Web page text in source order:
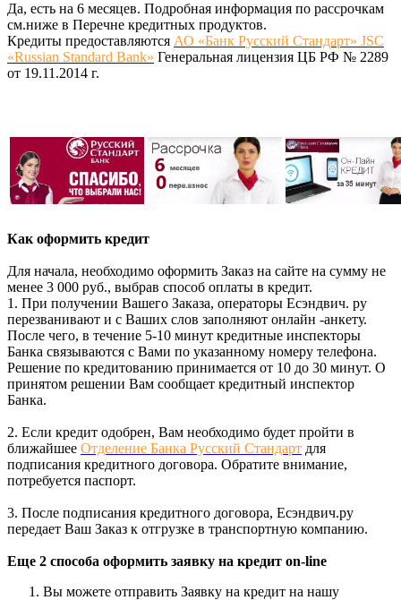
Да, есть на 6 месяцев. Подробная информация по рассрочкам
см.ниже в Перечне кредитных продуктов.
Кредиты предоставляются АО «Банк Русский Стандарт» JSC
«Russian Standard Bank» Генеральная лицензия ЦБ РФ № 2289
от 19.11.2014 г.
Как оформить кредит
Для начала, необходимо оформить Заказ на сайте на сумму не
менее 3 000 руб., выбрав способ оплаты в кредит.
1. При получении Вашего Заказа, операторы Есэндвич. ру
перезванивают и с Ваших слов заполняют онлайн -анкету.
После чего, в течение 5-10 минут кредитные инспекторы
Банка связываются с Вами по указанному номеру телефона.
Решение по кредитованию принимается от 10 до 30 минут. О
принятом решении Вам сообщает кредитный инспектор
Банка.
2. Если кредит одобрен, Вам необходимо будет пройти в
ближайшее Отделение Банка Русский Стандарт для
подписания кредитного договора. Обратите внимание,
потребуется паспорт.
3. После подписания кредитного договора, Есэндвич.ру
передает Ваш Заказ к отгрузке в транспортную компанию.
Еще 2 способа оформить заявку на кредит on-line
Вы можете отправить Заявку на кредит на нашу